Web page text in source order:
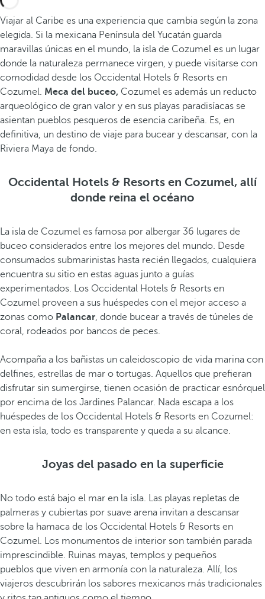
Viajar al Caribe es una experiencia que cambia según la zona
elegida. Si la mexicana Península del Yucatán guarda
maravillas únicas en el mundo, la isla de Cozumel es un lugar
donde la naturaleza permanece virgen, y puede visitarse con
comodidad desde los Occidental Hotels & Resorts en
Cozumel. Meca del buceo, Cozumel es además un reducto
arqueológico de gran valor y en sus playas paradisíacas se
asientan pueblos pesqueros de esencia caribeña. Es, en
definitiva, un destino de viaje para bucear y descansar, con la
Riviera Maya de fondo.
Occidental Hotels & Resorts en Cozumel, allí
donde reina el océano
La isla de Cozumel es famosa por albergar 36 lugares de
buceo considerados entre los mejores del mundo. Desde
consumados submarinistas hasta recién llegados, cualquiera
encuentra su sitio en estas aguas junto a guías
experimentados. Los Occidental Hotels & Resorts en
Cozumel proveen a sus huéspedes con el mejor acceso a
zonas como Palancar, donde bucear a través de túneles de
coral, rodeados por bancos de peces.
Acompaña a los bañistas un caleidoscopio de vida marina con
delfines, estrellas de mar o tortugas. Aquellos que prefieran
disfrutar sin sumergirse, tienen ocasión de practicar esnórquel
por encima de los Jardines Palancar. Nada escapa a los
huéspedes de los Occidental Hotels & Resorts en Cozumel:
en esta isla, todo es transparente y queda a su alcance.
Joyas del pasado en la superficie
No todo está bajo el mar en la isla. Las playas repletas de
palmeras y cubiertas por suave arena invitan a descansar
sobre la hamaca de los Occidental Hotels & Resorts en
Cozumel. Los monumentos de interior son también parada
imprescindible. Ruinas mayas, templos y pequeños
pueblos que viven en armonía con la naturaleza. Allí, los
viajeros descubrirán los sabores mexicanos más tradicionales